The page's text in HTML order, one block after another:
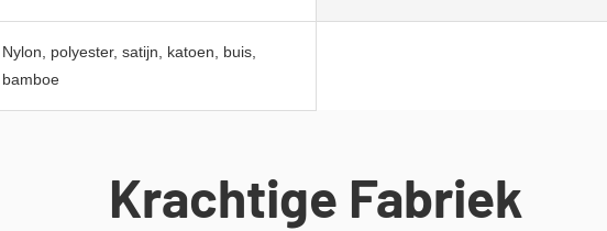
Nylon, polyester, satijn, katoen, buis,
bamboe
Krachtige Fabriek